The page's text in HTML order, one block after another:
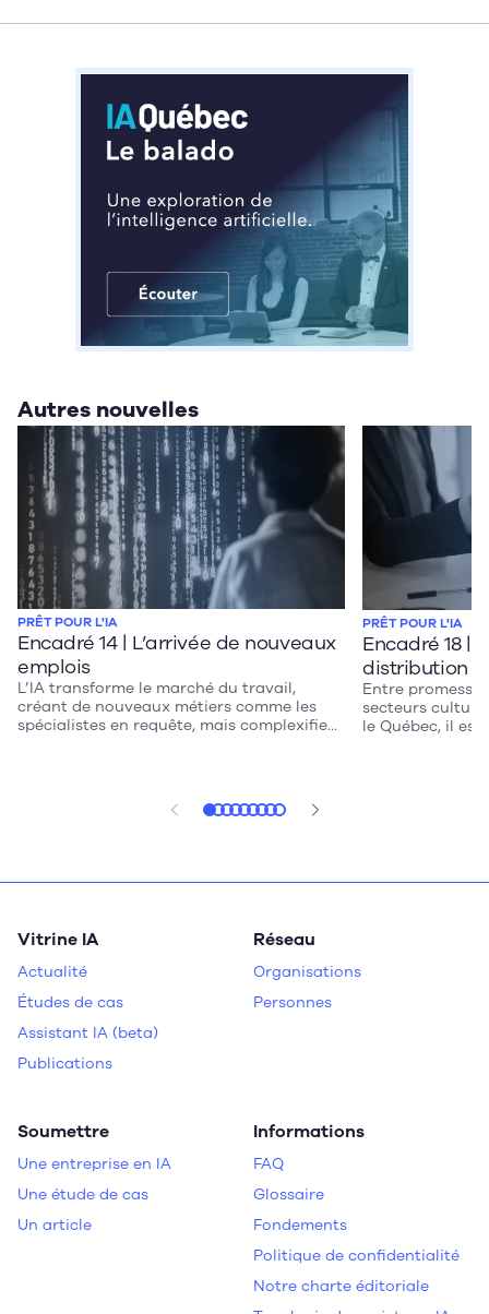
Autres nouvelles
PRÊT POUR L'IA
Encadré 14 | L’arrivée de nouveaux
emplois
L’IA transforme le marché du travail,
créant de nouveaux métiers comme les
spécialistes en requête, mais complexifie
protéger le public et guider l’usage de l’IA
dans les milieux de travail.
PRÊT POUR L'IA
Encadré 18 |
distribution
Entre
secteurs
le Québec, il
Vitrine IA
Actualité
Études de cas
Assistant IA (beta)
Publications
Réseau
Organisations
Personnes
Soumettre
Une entreprise en IA
Une étude de cas
Un article
Informations
FAQ
Glossaire
Fondements
Politique de confidentialité
Notre charte éditoriale